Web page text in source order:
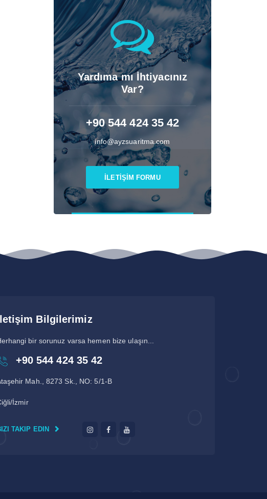
Yardıma mı İhtiyacınız
Var?
+90 544 424 35 42
info@ayzsuaritma.com
İLETİŞİM FORMU
Bilgilerimiz
bir sorunuz varsa hemen bize ulaşın...
+90 544 424 35 42
Mah., 8273 Sk., NO: 5/1-B
İzmir
TAKIP EDIN